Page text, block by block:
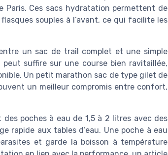
Paris. Ces sacs hydratation permettent de
souples à l’avant, ce qui facilite les
un sac de trail complet et une simple
suffire sur une course bien ravitaillée,
Un petit marathon sac de type gilet de
un meilleur compromis entre confort,
des poches à eau de 1,5 à 2 litres avec des
rapide aux tables d’eau. Une poche à eau
et garde la boisson à température